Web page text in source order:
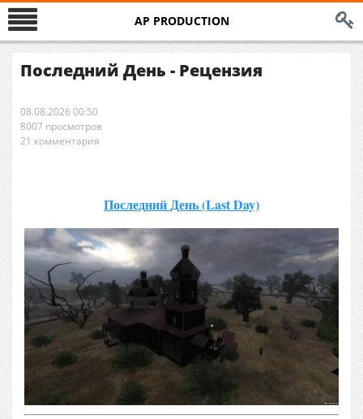
AP PRODUCTION
Последний День - Рецензия
08.08.2026 00:50
8007 просмотров
21 комментария
Последний День (Last Day)